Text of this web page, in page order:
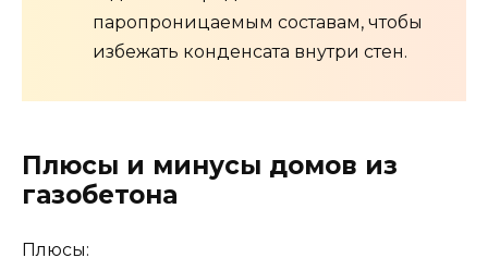
паропроницаемым составам, чтобы
избежать конденсата внутри стен.
Плюсы и минусы домов из
газобетона
Плюсы: